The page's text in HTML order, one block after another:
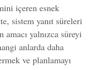
içeren esnek
sistem yanıt süreleri
yalnızca süreyi
anlarda daha
ve planlamayı